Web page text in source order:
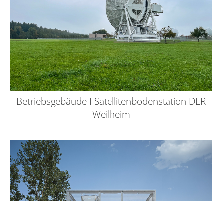
Betriebsgebäude I Satellitenbodenstation DLR
Weilheim